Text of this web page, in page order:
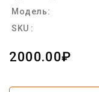
Модель:
SKU :
2000.00₽